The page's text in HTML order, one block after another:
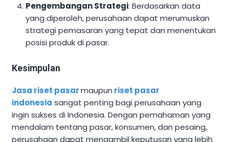
Pengembangan Strategi: Berdasarkan data
yang diperoleh, perusahaan dapat merumuskan
strategi pemasaran yang tepat dan menentukan
posisi produk di pasar.
Kesimpulan
Jasa riset pasarmaupun riset pasar
indonesia sangat penting bagi perusahaan yang
ingin sukses di Indonesia. Dengan pemahaman yang
mendalam tentang pasar, konsumen, dan pesaing,
perusahaan dapat mengambil keputusan yang lebih